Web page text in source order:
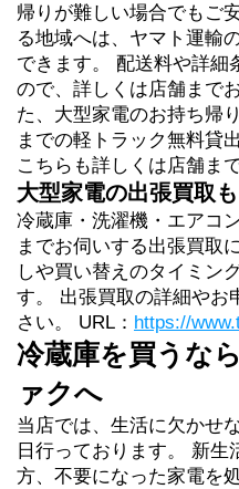
帰りが難しい場合でもご
る地域へは、ヤマト運輸
できます。 配送料や詳細
ので、詳しくは店舗まで
た、大型家電のお持ち帰
までの軽トラック無料貸
こちらも詳しくは店舗ま
大型家電の出張買取
冷蔵庫・洗濯機・エアコ
までお伺いする出張買取
しや買い替えのタイミン
す。 出張買取の詳細やお
さい。 URL： https://
冷蔵庫を買うな
ァクへ
当店では、生活に欠かせ
日行っております。 新生
方、不要になった家電を